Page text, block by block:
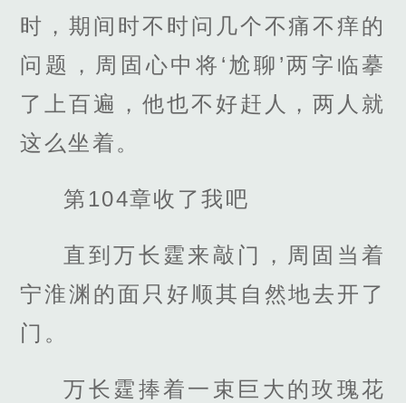
时，期间时不时问几个不痛不痒的
问题，周固心中将‘尬聊’两字临摹
了上百遍，他也不好赶人，两人就
这么坐着。
第104章收了我吧
直到万长霆来敲门，周固当着
宁淮渊的面只好顺其自然地去开了
门。
万长霆捧着一束巨大的玫瑰花